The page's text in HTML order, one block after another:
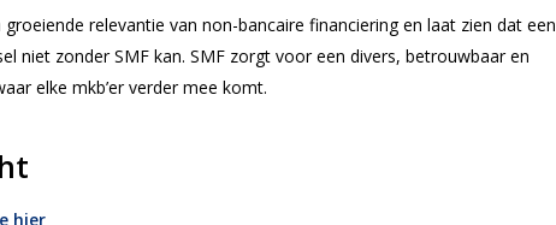
relevantie van non-bancaire financiering en laat zien dat een
niet zonder SMF kan. SMF zorgt voor een divers, betrouwbaar en
elke mkb’er verder mee komt.
hier